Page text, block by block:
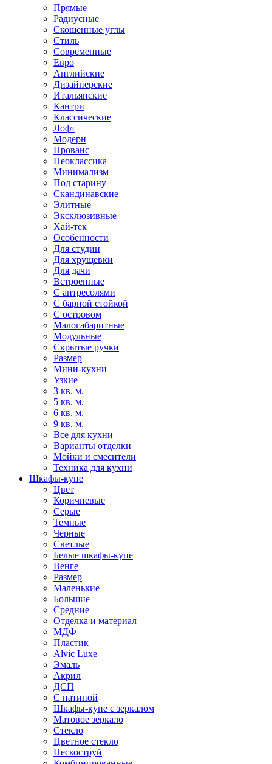
Прямые
Радиусные
Скошенные углы
Стиль
Современные
Евро
Английские
Дизайнерские
Итальянские
Кантри
Классические
Лофт
Модерн
Прованс
Неоклассика
Минимализм
Под старину
Скандинавские
Элитные
Эксклюзивные
Хай-тек
Особенности
Для студии
Для хрущевки
Для дачи
Встроенные
С антресолями
С барной стойкой
С островом
Малогабаритные
Модульные
Скрытые ручки
Размер
Мини-кухни
Узкие
3 кв. м.
5 кв. м.
6 кв. м.
9 кв. м.
Все для кухни
Варианты отделки
Мойки и смесители
Техника для кухни
Шкафы-купе
Цвет
Коричневые
Серые
Темные
Черные
Светлые
Белые шкафы-купе
Венге
Размер
Маленькие
Большие
Средние
Отделка и материал
МДФ
Пластик
Alvic Luxe
Эмаль
Акрил
ДСП
С патиной
Шкафы-купе с зеркалом
Матовое зеркало
Стекло
Цветное стекло
Пескоструй